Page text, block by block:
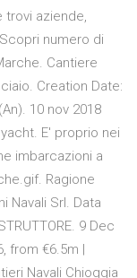
trovi aziende,
numero di
Cantiere
Creation Date:
10 nov 2018
E' proprio nei
imbarcazioni a
Ragione
Navali Srl. Data
9 Dec
from €6.5m |
Navali Chioggia